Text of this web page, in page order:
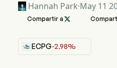
Hannah Park·May 11
Compartir a 
ECPG-2.98%